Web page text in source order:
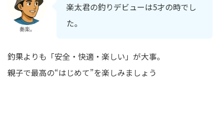
奏楽。
楽太君の釣りデビューは5才の時でし
た。
釣果よりも「安全・快適・楽しい」が大事。
親子で最高の“はじめて”を楽しみましょう